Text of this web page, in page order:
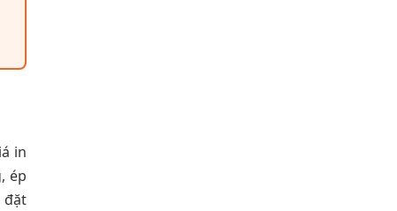
in
ép
đặt